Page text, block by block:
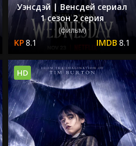
Уэнсдэй | Венсдей сериал
1 сезон 2 серия
(фильм)
8.1 8.1
HD